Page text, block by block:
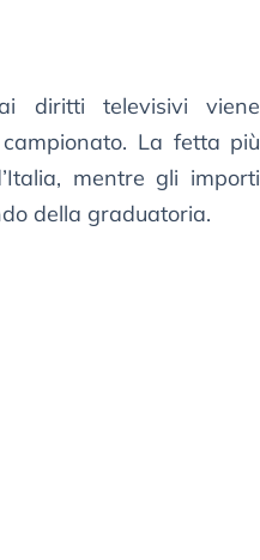
diritti televisivi viene
La fetta più
mentre gli importi
della graduatoria.